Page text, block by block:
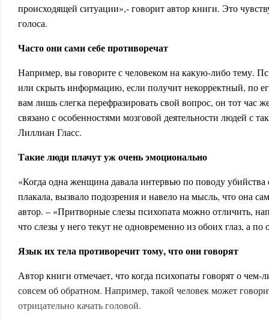
происходящей ситуации»,- говорит автор книги. Это
голоса.
Часто они сами себе противоречат
Например, вы говорите с человеком на какую-либо тему.
или скрыть информацию, если получит некорректный, по
вам лишь слегка перефразировать свой вопрос, он тот час
связано с особенностями мозговой деятельности людей с
Лиллиан Гласс.
Такие люди плачут уж очень эмоционально
«Когда одна женщина давала интервью по поводу убийства
плакала, вызвало подозрения и навело на мысль, что она
автор. – «Притворные слезы психопата можно отличить,
что слезы у него текут не одновременно из обоих глаз, а по
Язык их тела противоречит тому, что они говорят
Автор книги отмечает, что когда психопаты говорят о чем-
совсем об обратном. Например, такой человек может
отрицательно качать головой.